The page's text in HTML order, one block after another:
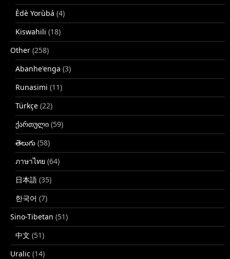
Èdè Yorùbá (4)
Kiswahili (18)
Other (258)
Abanhe'enga (3)
Runasimi (11)
Türkçe (22)
ქართული (59)
తెలుగు (58)
ภาษาไทย (64)
日本語 (35)
한국어 (7)
Sino-Tibetan (51)
中文 (51)
Uralic (14)